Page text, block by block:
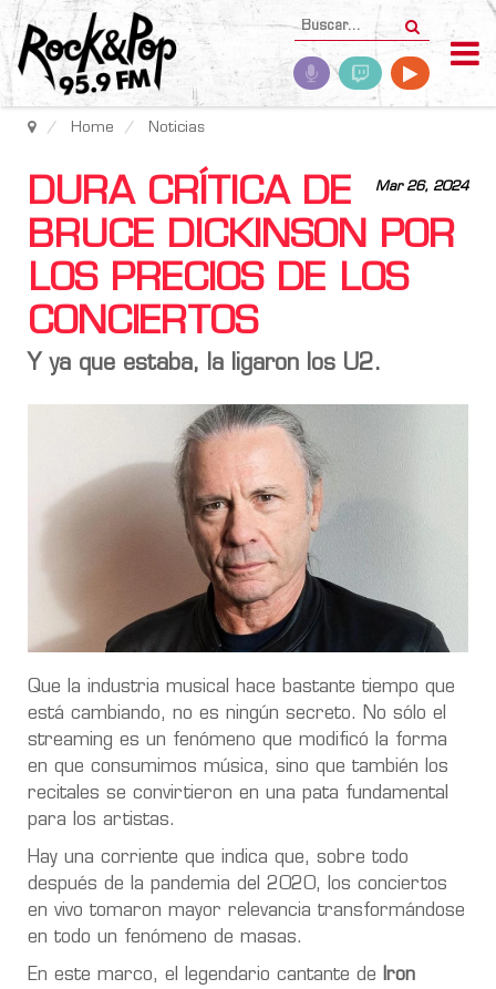
Home Noticias
Mar 26, 2024
DURA CRÍTICA DE
BRUCE DICKINSON POR
LOS PRECIOS DE LOS
CONCIERTOS
Y ya que estaba, la ligaron los U2.
Que la industria musical hace bastante tiempo que
está cambiando, no es ningún secreto. No sólo el
streaming es un fenómeno que modificó la forma
en que consumimos música, sino que también los
recitales se convirtieron en una pata fundamental
para los artistas.
Hay una corriente que indica que, sobre todo
después de la pandemia del 2020, los conciertos
en vivo tomaron mayor relevancia transformándose
en todo un fenómeno de masas.
En este marco, el legendario cantante de
Iron